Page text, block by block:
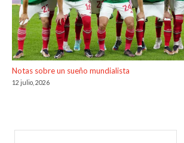
Notas sobre un sueño mundialista
12 julio, 2026